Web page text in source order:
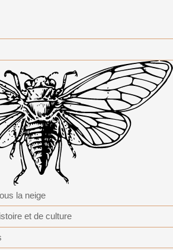
la neige
et de culture